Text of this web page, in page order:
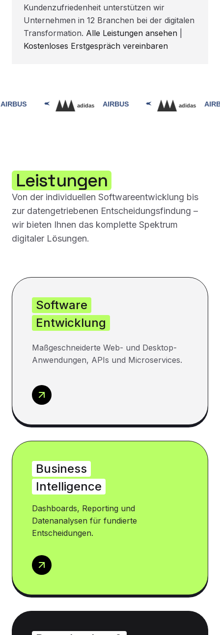
Kundenzufriedenheit unterstützen wir
Unternehmen in 12 Branchen bei der digitalen
Transformation. Alle Leistungen ansehen
Kostenloses Erstgespräch vereinbaren
Leistungen
Von der individuellen Softwareentwicklung bis
zur datengetriebenen Entscheidungsfindung –
wir bieten Ihnen das komplette Spektrum
digitaler Lösungen.
Software
Entwicklung
Maßgeschneiderte Web- und Desktop-
Anwendungen, APIs und Microservices.
Business
Intelligence
Dashboards, Reporting und
Datenanalysen für fundierte
Entscheidungen.